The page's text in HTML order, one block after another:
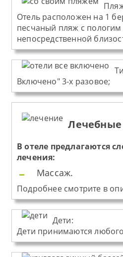
Отель расположен на 1
песчаный пляж с пологим
непосредственной
Включено" 3-х разовое;
В отеле предлагаются
лечения:
Массаж.
Подробнее смотрите в
Дети:
Дети принимаются